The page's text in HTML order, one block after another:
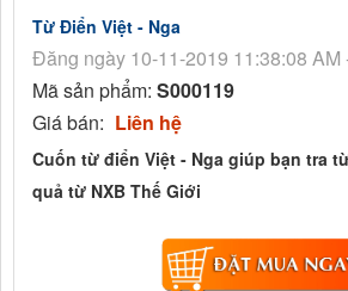
Từ Điển Việt - Nga
Đăng ngày 10-11-2019 11:38:08 AM
Mã sản phẩm: S000119
Giá bán: Liên hệ
Cuốn từ điển Việt - Nga giúp bạn tra
quả từ NXB Thế Giới